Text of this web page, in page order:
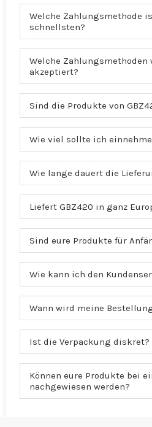
Welche Zahlungsmethode
schnellsten?
Welche Zahlungsmethoden
akzeptiert?
Sind die Produkte von
Wie viel sollte ich
Wie lange dauert die
Liefert GBZ420 in ganz
Sind eure Produkte für
Wie kann ich den
Wann wird meine
Ist die Verpackung diskret?
Können eure Produkte bei
nachgewiesen werden?